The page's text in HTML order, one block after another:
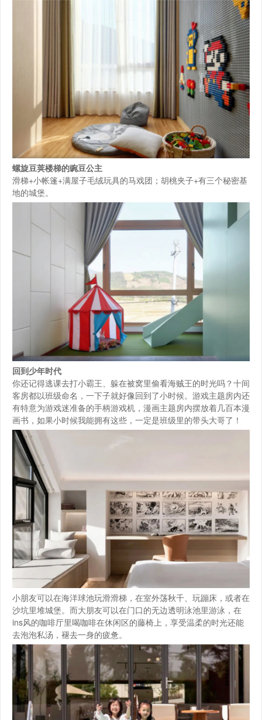
螺旋豆荚楼梯的豌豆公主
滑梯+小帐篷+满屋子毛绒玩具的马戏团；胡桃夹子+有三个秘密基
地的城堡。
回到少年时代
你还记得逃课去打小霸王、躲在被窝里偷看海贼王的时光吗？十间
客房都以班级命名，一下子就好像回到了小时候。游戏主题房内还
有特意为游戏迷准备的手柄游戏机，漫画主题房内摆放着几百本漫
画书，如果小时候我能拥有这些，一定是班级里的带头大哥了！
小朋友可以在海洋球池玩滑滑梯，在室外荡秋千、玩蹦床，或者在
沙坑里堆城堡。而大朋友可以在门口的无边透明泳池里游泳，在
ins风的咖啡厅里喝咖啡️在休闲区的藤椅上，享受温柔的时光还能
去泡泡私汤，褪去一身的疲惫。